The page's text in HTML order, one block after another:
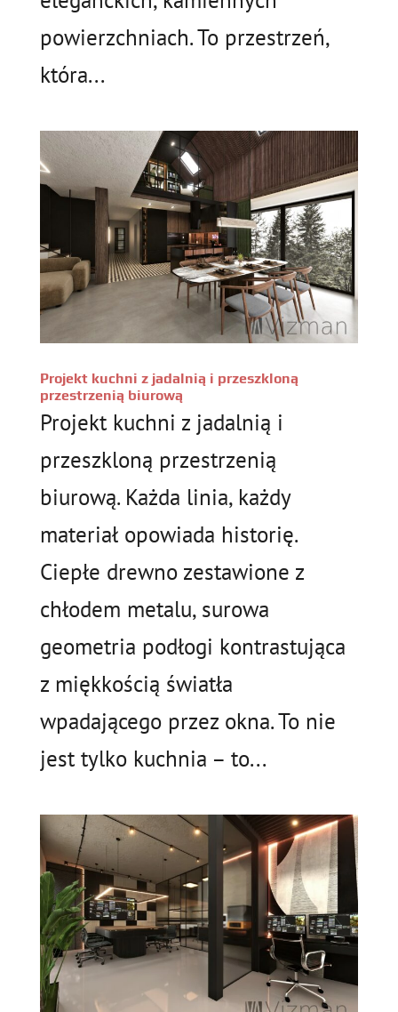
powierzchniach. To przestrzeń,
która...
Projekt kuchni z jadalnią i przeszkloną
przestrzenią biurową
Projekt kuchni z jadalnią i
przeszkloną przestrzenią
biurową. Każda linia, każdy
materiał opowiada historię.
Ciepłe drewno zestawione z
chłodem metalu, surowa
geometria podłogi kontrastująca
z miękkością światła
wpadającego przez okna. To nie
jest tylko kuchnia – to...